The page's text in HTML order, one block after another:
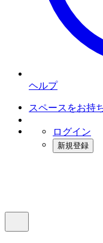
ヘルプ
スペースをお持
ログイン
新規登録